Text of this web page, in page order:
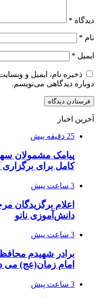
دیدگاه *
نام *
ایمیل *
ذخیره نام، ایمیل و
دوباره دیدگاهی می‌نویسم.
آخرین اخبار
25 دقیقه پیش
پیامک مشمولان
کامل برای برگزاری
3 ساعت پیش
اعلام برگزیدگان
دانش‌آموزی نانو
3 ساعت پیش
برادر شهیدم
امام زمان(عج) می
3 ساعت پیش